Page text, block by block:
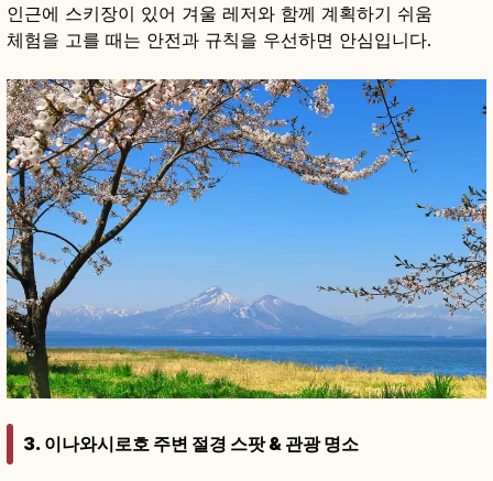
인근에 스키장이 있어 겨울 레저와 함께 계획하기 쉬움
체험을 고를 때는 안전과 규칙을 우선하면 안심입니다.
3. 이나와시로호 주변 절경 스팟 & 관광 명소